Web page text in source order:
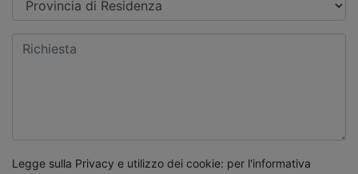
Legge sulla Privacy e utilizzo dei cookie: per l'informativa